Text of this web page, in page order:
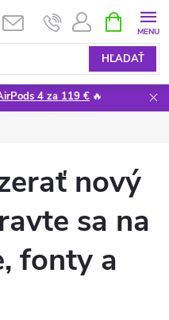
HĽADAŤ
KOŠÍK
4 za 119 € 🔥
nový
sa na
fonty a